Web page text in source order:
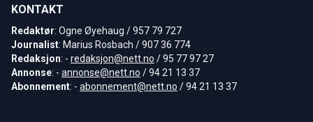
KONTAKT
Redaktør: Ogne Øyehaug / 957 79 727
Journalist: Marius Rosbach / 907 36 774
Redaksjon: - redaksjon@nett.no / 95 77 97 27
Annonse: - annonse@nett.no / 94 21 13 37
Abonnement: - abonnement@nett.no / 94 21 13 37